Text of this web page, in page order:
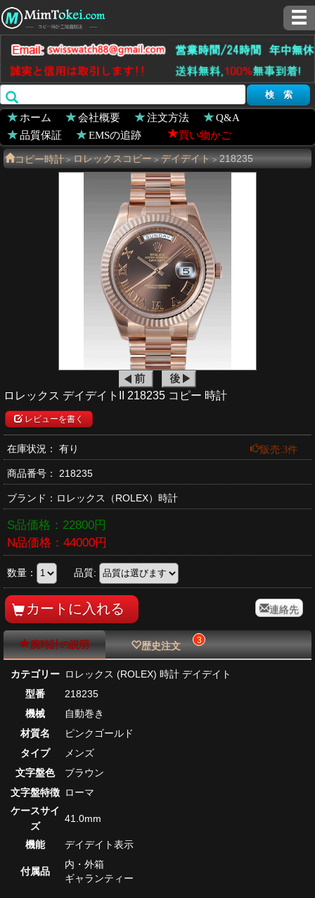
ホーム 会社概要 注文方法
Q&A
品質保証
EMSの追跡 買い物かご
コピー時計 > ロレックスコピー > デイデイト > 218235
ロレックス デイデイトII 218235 コピー 時計
レビューを書く
在庫状況： 有り 販売:3件
商品番号： 218235
ブランド： ロレックス （ROLEX）時計
S品価格： 22800円
N品価格： 44000円
数量： 品質:
連絡先
腕時計の説明 歴史注文 3
カテゴリー ロレックス (ROLEX) 時計 デイデイト
型番
218235
機械
自動巻き
材質名
ピンクゴールド
タイプ
メンズ
文字盤色
ブラウン
文字盤特徴 ローマ
ケースサイ
ズ
41.0mm
機能 デイデイト表示
付属品
内・外箱
ギャランティー